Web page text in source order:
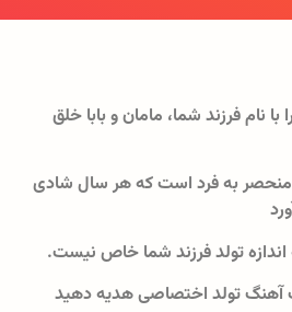
با نام فرزند شما، مامان و بابا خلق
به فرد است که هر سال شادی
تولد فرزند شما خاص نیست.
آهنگ تولد اختصاصی هدیه دهید